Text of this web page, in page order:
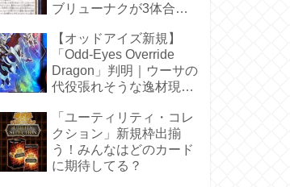
ブリューナクが3体合
【オッドアイズ新規】
「Odd-Eyes Override
Dragon」判明｜ウーサの
代役張れそうな逸材現
「ユーティリティ・コレ
クション」新規枠出揃
う！みんなはどのカード
に期待してる？